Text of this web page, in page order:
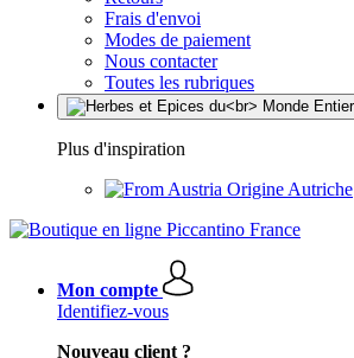
Frais d'envoi
Modes de paiement
Nous contacter
Toutes les rubriques
Plus d'inspiration
Origine Autriche
Mon compte
Identifiez-vous
Nouveau client ?